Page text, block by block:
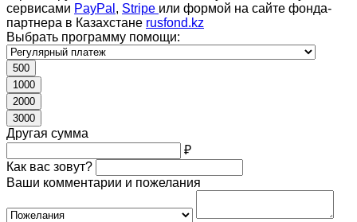
сервисами PayPal , Stripe или формой на сайте фонда-
партнера в Казахстане rusfond.kz
Выбрать программу помощи:
500
1000
2000
3000
Другая сумма
₽
Как вас зовут?
Ваши комментарии и пожелания